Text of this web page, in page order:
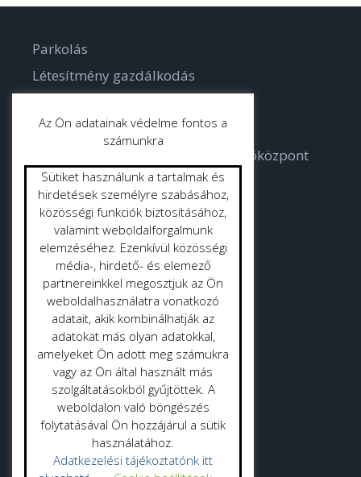
Parkolás
Létesítmény gazdálkodás
Bodorka Balatoni Vízvilág Látogatóközpont
Strandok
Közterület tisztítás
Gyepmester
Vásrácsarnok
Adatvédelmi politika
Adatkezelési tájékoztató
Az Ön adatainak védelme fontos a
számunkra
Sütiket használunk a tartalmak és
hirdetések személyre szabásához,
közösségi funkciók biztosításához,
valamint weboldalforgalmunk
elemzéséhez. Ezenkívül közösségi
média-, hirdető- és elemező
partnereinkkel megosztjuk az Ön
weboldalhasználatra vonatkozó
adatait, akik kombinálhatják az
adatokat más olyan adatokkal,
amelyeket Ön adott meg számukra
vagy az Ön által használt más
szolgáltatásokból gyűjtöttek. A
weboldalon való böngészés
folytatásával Ön hozzájárul a sütik
használatához.
Adatkezelési tájékoztatónk itt